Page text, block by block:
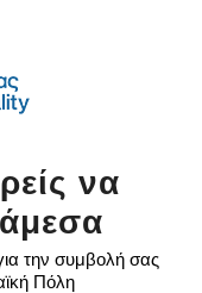
να
την συμβολή σας
Πόλη